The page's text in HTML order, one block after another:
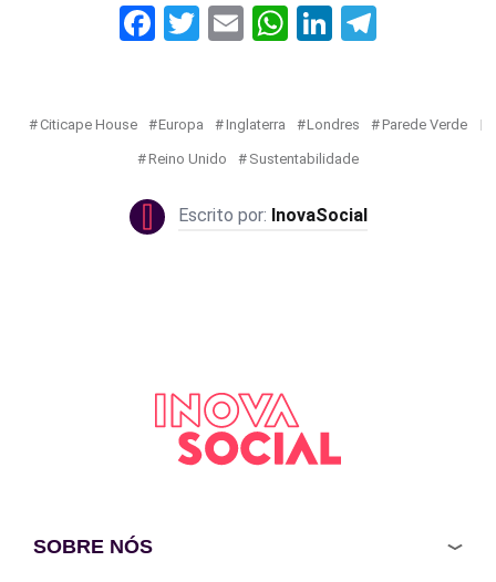
Facebook
Twitter
EmailWhatsApp
LinkedIn
Citicape House Europa Inglaterra Londres Parede Verde
Reino Unido Sustentabilidade
InovaSocial
SOBRE NÓS